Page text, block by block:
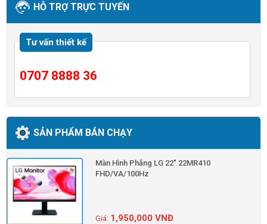
HỖ TRỢ TRỰC TUYẾN
Tư vấn thiết kế
0707 8888 36
SẢN PHẨM BÁN CHẠY
Màn Hình Phẳng LG 22" 22MR410
FHD/VA/100Hz
1,950,000VNĐ